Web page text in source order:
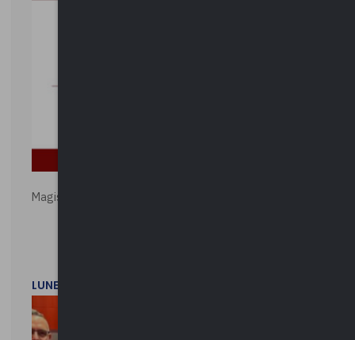
Magistratura e Costituzione. Le ragioni del SÌ e del NO
LUNEDì 1 DICEMBRE 2025